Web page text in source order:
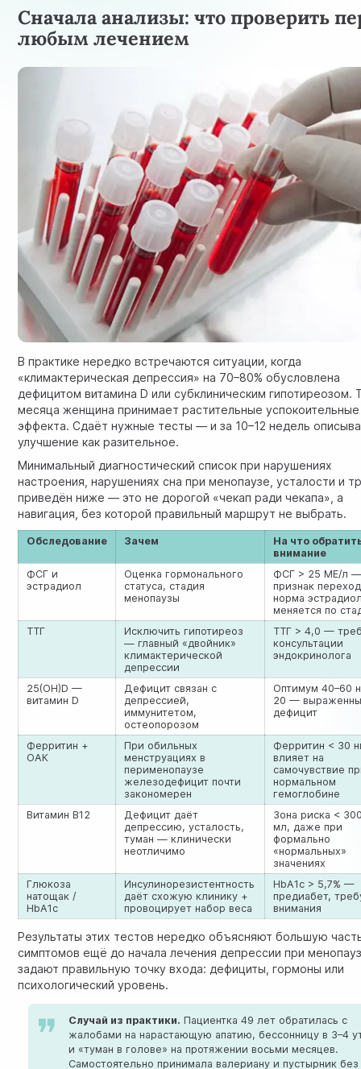
Сначала анализы: что проверить
любым лечением
В практике нередко встречаются ситуации, когда
«климактерическая депрессия» на 70–80% обусловлена
дефицитом витамина D или субклиническим гипотиреозом.
месяца женщина принимает растительные
эффекта. Сдаёт нужные тесты — и за 10–12 недель
улучшение как разительное.
Минимальный диагностический список при нарушениях
настроения, нарушениях сна при менопаузе, усталости и
приведён ниже — это не дорогой «чекап ради чекапа», а
навигация, без которой правильный маршрут не выбрать.
Обследование Зачем
На что
внимание
ФСГ и
эстрадиол
Оценка гормонального
статуса, стадия
менопаузы
ФСГ > 25 МЕ/л
признак
норма
меняется по
ТТГ
Исключить гипотиреоз
— главный «двойник»
климактерической
депрессии
ТТГ > 4,0 —
консультации
эндокринолога
25(OH)D —
витамин D
Дефицит связан с
депрессией,
иммунитетом,
остеопорозом
Оптимум 40–60
20 —
дефицит
Ферритин +
ОАК
При обильных
менструациях в
перименопаузе
железодефицит почти
закономерен
Ферритин < 30
влияет на
самочувствие
нормальном
гемоглобине
Витамин B12
Дефицит даёт
депрессию, усталость,
туман — клинически
неотличимо
Зона риска <
мл, даже при
формально
«нормальных»
значениях
Глюкоза
натощак /
HbA1c
Инсулинорезистентность
даёт схожую клинику +
провоцирует набор веса
HbA1c > 5,7% —
предиабет,
внимания
Результаты этих тестов нередко объясняют большую
симптомов ещё до начала лечения депрессии при
задают правильную точку входа: дефициты, гормоны или
психологический уровень.
Случай из практики. Пациентка 49 лет обратилась с
жалобами на нарастающую апатию, бессонницу в 3–4
и «туман в голове» на протяжении восьми месяцев.
Самостоятельно принимала валериану и пустырник без